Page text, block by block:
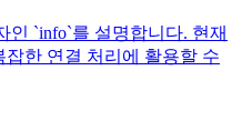
인 `info`를 설명합니다. 현재
한 연결 처리에 활용할 수